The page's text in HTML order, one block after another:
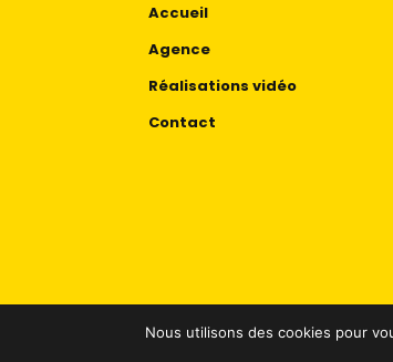
Accueil
Agence
Réalisations vidéo
Contact
Nous utilisons des cookies pour